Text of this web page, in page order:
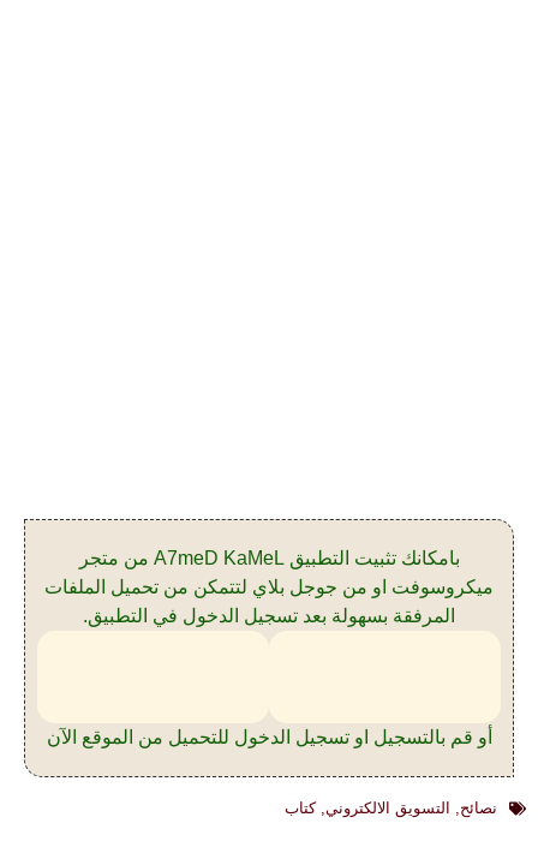
بامكانك تثبيت التطبيق A7meD KaMeL من متجر
ميكروسوفت او من جوجل بلاي لتتمكن من تحميل الملفات
المرفقة بسهولة بعد تسجيل الدخول في التطبيق.
أو قم بالتسجيل او تسجيل الدخول للتحميل من الموقع الآن
نصائح,التسويق الالكتروني,كتاب